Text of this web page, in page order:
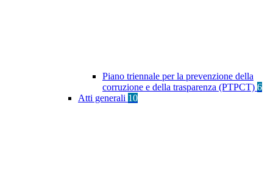
Piano triennale per la prevenzione della
corruzione e della trasparenza (PTPCT) 6
Atti generali 10